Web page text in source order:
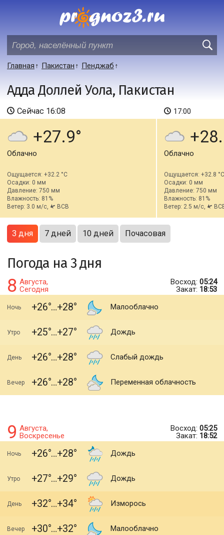
Главная Пакистан Пенджаб
Адда Доллей Уола, Пакистан
Сейчас 16:08
+27.9
Облачно
Ощущается: +32.2 °C
Осадки: 0 мм
Давление: 750 мм
Влажность: 81%
Ветер: 3.0 м/с,
ВСВ
17:00
Облачно
Ощущается: +32.8 °C
Осадки: 0 мм
Давление: 750 мм
Влажность: 81%
Ветер: 2.5 м/с,
3 дня 7 дней 10 дней Почасовая
Погода на 3 дня
8 Августа,
Сегодня
Восход: 05:24
Закат: 18:53
Ночь +26 +28 Малооблачно
Утро +25 +27 Дождь
День +26 +28 Слабый дождь
Вечер +26 +28 Переменная облачность
9 Августа,
Воскресенье
Восход: 05:25
Закат: 18:52
Ночь +26 +28 Дождь
Утро +27 +29 Дождь
День +32 +34 Изморось
Вечер +30 +32 Малооблачно